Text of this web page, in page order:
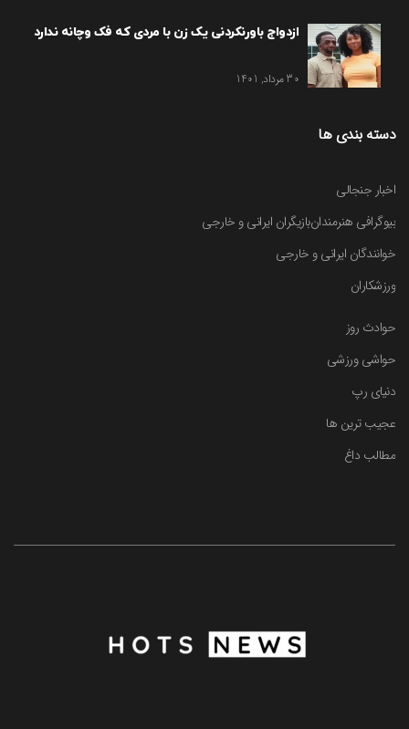
ازدواج باورنکردنی یک زن با مردی که فک وچانه ندارد
30 مرداد, 1401
دسته بندی ها
اخبار جنجالی
بیوگرافی هنرمندانبازیگران ایرانی و خارجی
خوانندگان ایرانی و خارجی
ورزشکاران
حوادث روز
حواشی ورزشی
دنیای رپ
عجیب ترین ها
مطالب داغ